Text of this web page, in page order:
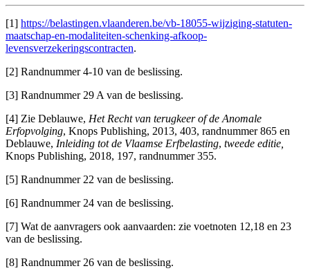
[1] https://belastingen.vlaanderen.be/vb-18055-wijziging-statuten-
maatschap-en-modaliteiten-schenking-afkoop-
levensverzekeringscontracten.
[2] Randnummer 4-10 van de beslissing.
[3] Randnummer 29 A van de beslissing.
[4] Zie Deblauwe, Het Recht van terugkeer of de Anomale
Erfopvolging, Knops Publishing, 2013, 403, randnummer 865 en
Deblauwe, Inleiding tot de Vlaamse Erfbelasting, tweede editie,
Knops Publishing, 2018, 197, randnummer 355.
[5] Randnummer 22 van de beslissing.
[6] Randnummer 24 van de beslissing.
[7] Wat de aanvragers ook aanvaarden: zie voetnoten 12,18 en 23
van de beslissing.
[8] Randnummer 26 van de beslissing.